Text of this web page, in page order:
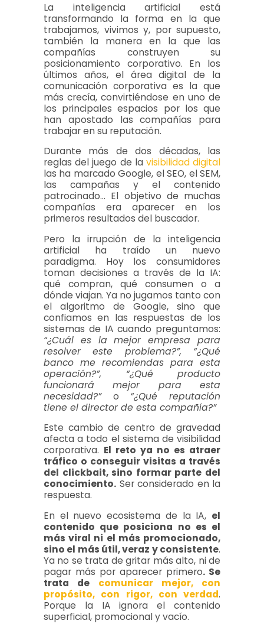
La inteligencia artificial está
transformando la forma en la que
trabajamos, vivimos y, por supuesto,
también la manera en la que las
compañías construyen su
posicionamiento corporativo. En los
últimos años, el área digital de la
comunicación corporativa es la que
más crecía, convirtiéndose en uno de
los principales espacios por los que
han apostado las compañías para
trabajar en su reputación.
Durante más de dos décadas, las
reglas del juego de la visibilidad digital
las ha marcado Google, el SEO, el SEM,
las campañas y el contenido
patrocinado… El objetivo de muchas
compañías era aparecer en los
primeros resultados del buscador.
Pero la irrupción de la inteligencia
artificial ha traído un nuevo
paradigma. Hoy los consumidores
toman decisiones a través de la IA:
qué compran, qué consumen o a
dónde viajan. Ya no jugamos tanto con
el algoritmo de Google, sino que
confiamos en las respuestas de los
sistemas de IA cuando preguntamos:
“¿Cuál es la mejor empresa para
resolver este problema?”, “¿Qué
banco me recomiendas para esta
operación?”, “¿Qué producto
funcionará mejor para esta
necesidad?” o “¿Qué reputación
tiene el director de esta compañía?”
Este cambio de centro de gravedad
afecta a todo el sistema de visibilidad
corporativa. El reto ya no es atraer
tráfico o conseguir visitas a través
del clickbait, sino formar parte del
conocimiento. Ser considerado en la
respuesta.
En el nuevo ecosistema de la IA, el
contenido que posiciona no es el
más viral ni el más promocionado,
sino el más útil, veraz y consistente.
Ya no se trata de gritar más alto, ni de
pagar más por aparecer primero. Se
trata de comunicar mejor, con
propósito, con rigor, con verdad.
Porque la IA ignora el contenido
superficial, promocional y vacío.